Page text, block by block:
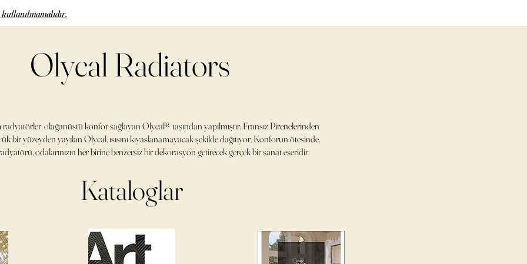
Olycal Radiators
olağanüstü konfor sağlayan Olycal® taşından yapılmıştır; Fransız Pirenelerinden
bir yüzeyden yayılan Olycal, ısısını kıyaslanamayacak şekilde dağıtıyor. Konforun ötesinde,
odalarınızın her birine benzersiz bir dekorasyon getirecek gerçek bir sanat eseridir.
Kataloglar